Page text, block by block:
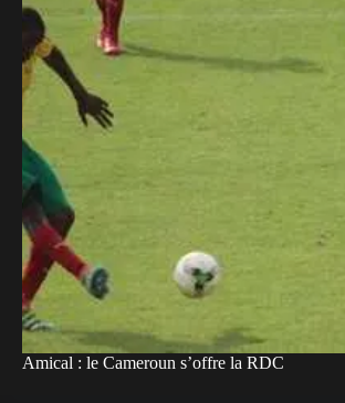
Amical : le Cameroun s’offre la RDC